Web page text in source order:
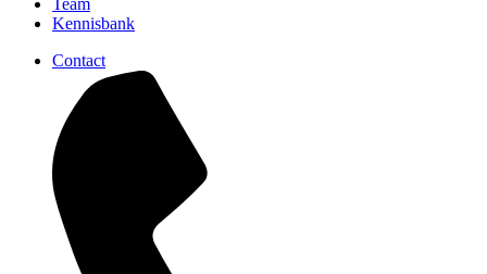
Team
Kennisbank
Contact